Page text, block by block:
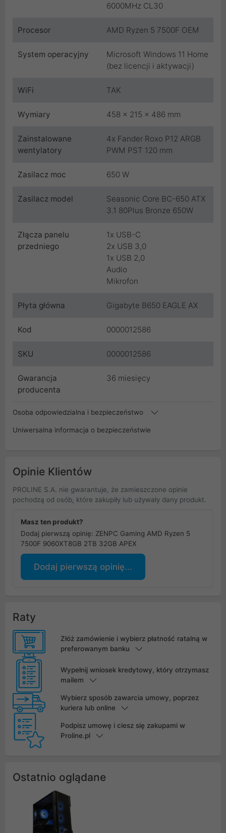
6000MHz CL30
Procesor AMD Ryzen 5 7500F OEM
System operacyjny
Microsoft Windows 11 Home
(bez licencji i aktywacji)
WiFi TAK
Wymiary 458 x 215 x 486 mm
Zainstalowane
wentylatory
4x Fander Roxo P12 ARGB
PWM PST 120 mm
Zasilacz moc 650 W
Zasilacz model
Seasonic Core BC-650 ATX
3.1 80Plus Bronze 650W
Złącza panelu
przedniego
1x USB-C
2x USB 3,0
1x USB 2,0
Audio
Mikrofon
Płyta główna Gigabyte B650 EAGLE AX
Kod 0000012586
SKU 0000012586
Gwarancja
producenta
36 miesięcy
Osoba odpowiedzialna i bezpieczeństwo
Uniwersalna informacja o bezpieczeństwie
Opinie Klientów
PROLINE S.A. nie gwarantuje, że zamieszczone opinie
pochodzą od osób, które zakupiły lub używały dany produkt.
Masz ten produkt?
Dodaj pierwszą opinię: ZENPC Gaming AMD Ryzen 5
7500F 9060XT8GB 2TB 32GB APEX
Dodaj pierwszą opinię...
Raty
Złóż zamówienie i wybierz płatność ratalną w
preferowanym banku
Wypełnij wniosek kredytowy, który otrzymasz
mailem
Wybierz sposób zawarcia umowy, poprzez
kuriera lub online
Podpisz umowę i ciesz się zakupami w
Proline.pl
Ostatnio oglądane